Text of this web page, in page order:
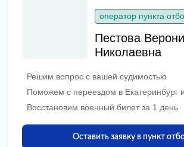
оператор пункта
Пестова
Николаевна
Решим вопрос с вашей судимостью
Поможем с переездом в Екатеринбург
Восстановим военный билет за 1 день
Оставить заявку в пункт